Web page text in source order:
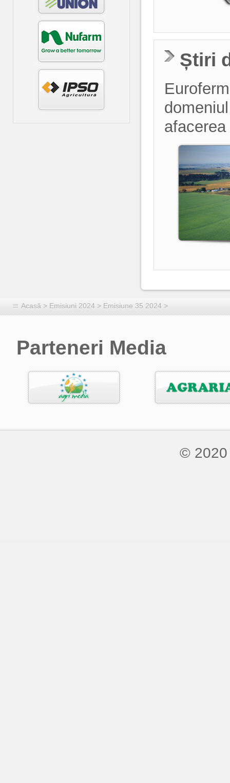
Știri
Acasă > Emisiuni 2024 > Emisiune 35 2024 >
Parteneri Media
©